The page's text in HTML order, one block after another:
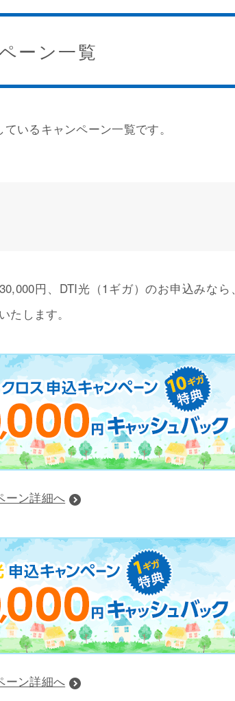
ーン一覧
いるキャンペーン一覧です。
円、DTI光（1ギガ）のお申込みなら、
たします。
ーン詳細へ
ーン詳細へ